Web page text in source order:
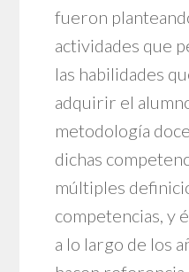
fueron
actividades que
las habilidades
adquirir el
metodología
dichas
múltiples
competencias, y
a lo largo de los